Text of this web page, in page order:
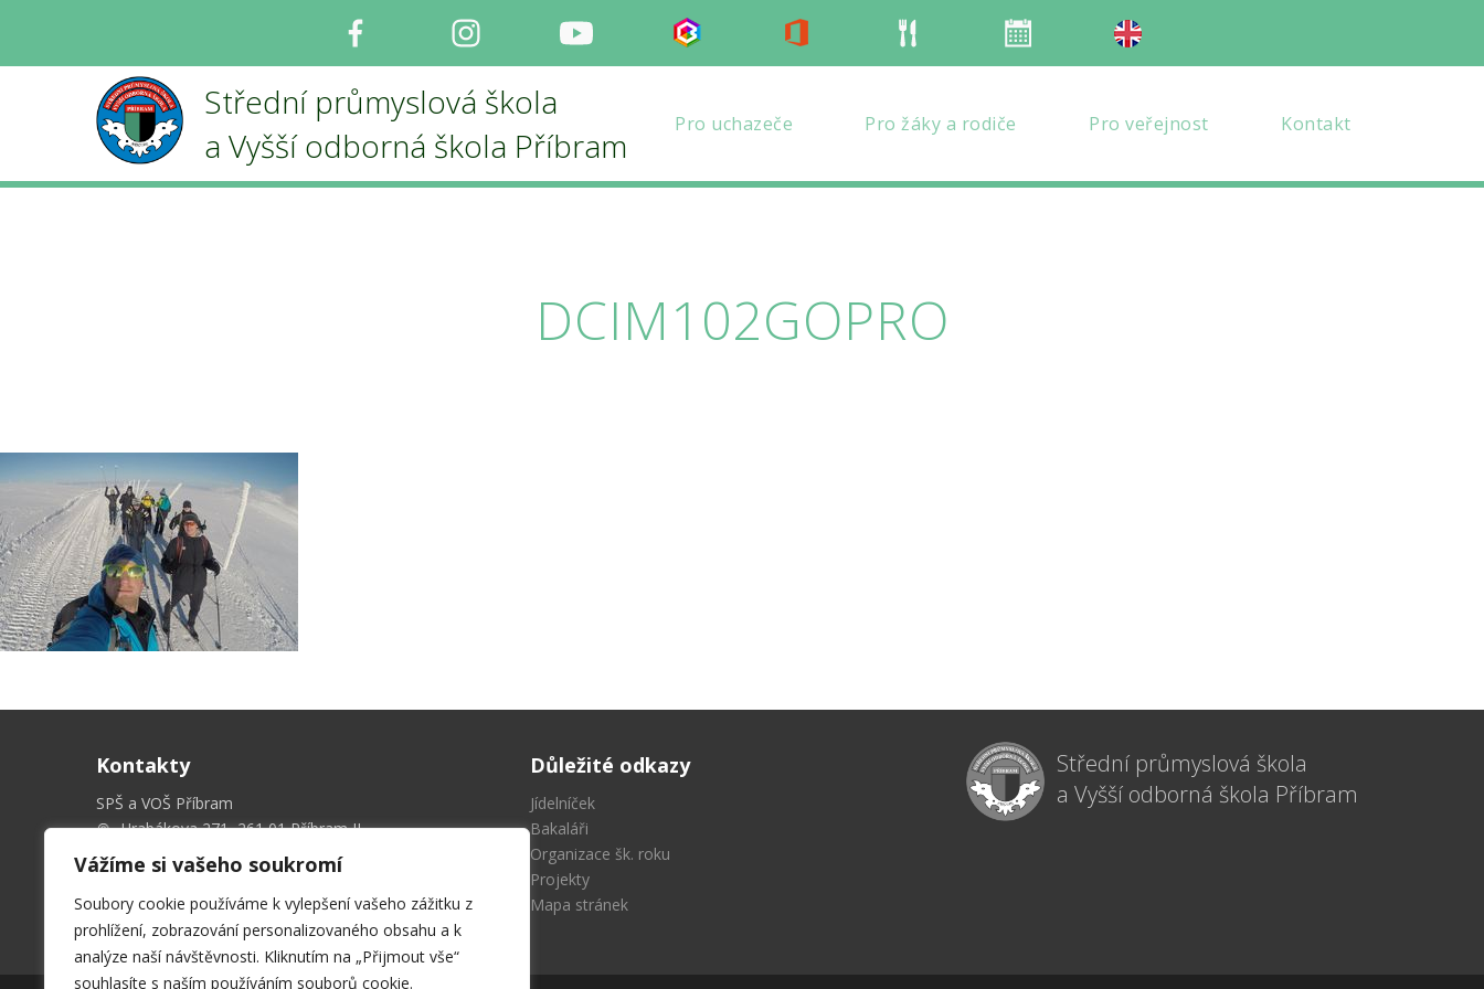
Vážíme si vašeho soukromí
Soubory cookie používáme k vylepšení vašeho zážitku z
prohlížení, zobrazování personalizovaného obsahu a k
analýze naší návštěvnosti. Kliknutím na „Přijmout vše“
souhlasíte s naším používáním souborů cookie.
Youtube Organizace školního roku
Střední průmyslová škola
a Vyšší odborná škola Příbram
Pro uchazeče Pro žáky a rodiče Pro veřejnost Kontakt
DCIM102GOPRO
Kontakty
SPŠ a VOŠ Příbram
Hrabákova 271, 261 01 Příbram II
sekret@spspb.cz
+420 326 551 611
Důležité odkazy
Jídelníček
Bakaláři
Organizace šk. roku
Projekty
Mapa stránek
Střední průmyslová škola
a Vyšší odborná škola Příbram